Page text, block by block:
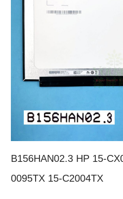
B156HAN02.3 HP 15-
0095TX 15-C2004TX